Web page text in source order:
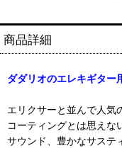
商品詳細
ダダリオのエレキギター
エリクサーと並んで人気
コーティングとは思えな
サウンド、豊かなサステ